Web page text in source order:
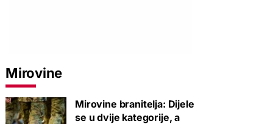
Mirovine
Mirovine branitelja: Dijele
se u dvije kategorije, a